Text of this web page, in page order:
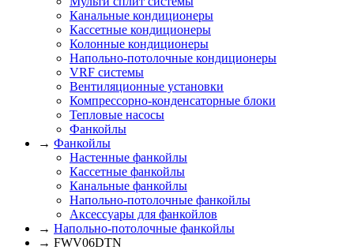
Канальные кондиционеры
Кассетные кондиционеры
Колонные кондиционеры
Напольно-потолочные кондиционеры
VRF системы
Вентиляционные установки
Компрессорно-конденсаторные блоки
Тепловые насосы
Фанкойлы
→ Фанкойлы
Настенные фанкойлы
Кассетные фанкойлы
Канальные фанкойлы
Напольно-потолочные фанкойлы
Аксессуары для фанкойлов
→ Напольно-потолочные фанкойлы
→ FWV06DTN